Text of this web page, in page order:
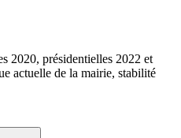
2020, présidentielles 2022 et
actuelle de la mairie, stabilité